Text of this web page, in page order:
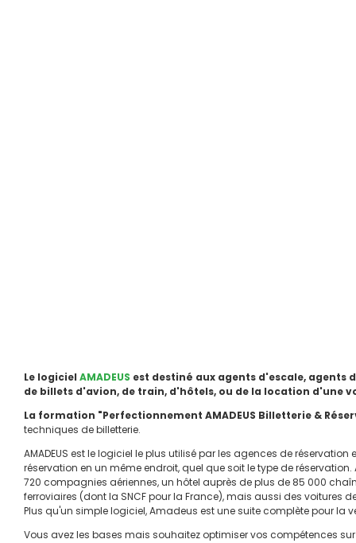
Le logiciel AMADEUS est destiné aux agents d'escale,
de billets d'avion, de train, d'hôtels, ou de la location d'une
La formation "Perfectionnement AMADEUS Billetterie &
techniques de billetterie.
AMADEUS est le logiciel le plus utilisé par les agences de
réservation en un même endroit, quel que soit le type de
720 compagnies aériennes, un hôtel auprès de plus de 85 000
ferroviaires (dont la SNCF pour la France), mais aussi des
Plus qu'un simple logiciel, Amadeus est une suite complète pour la
Vous avez les bases mais souhaitez optimiser vos compétences